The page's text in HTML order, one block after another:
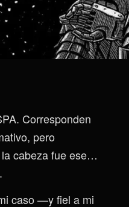
Corresponden
pero
cabeza fue ese…
caso —y fiel a mi